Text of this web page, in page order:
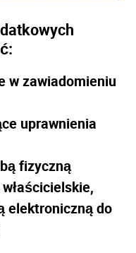
w zawiadomieniu
uprawnienia
fizyczną
elektroniczną do